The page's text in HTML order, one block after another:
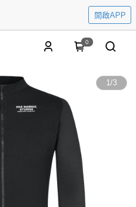
開啟APP
0
1/3